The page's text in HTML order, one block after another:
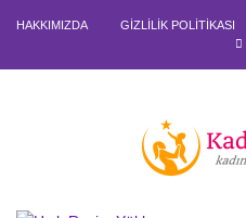
HAKKIMIZDA GIZLILIK POLITIKASI